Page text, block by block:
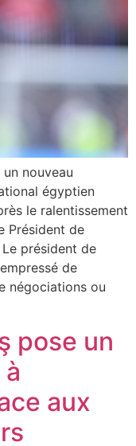
un nouveau
égyptien
le ralentissement
Président de
président de
de
négociations ou
pose un
aux